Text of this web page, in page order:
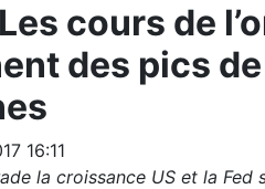
cours de
des pics
16:11
la croissance US et la Fed